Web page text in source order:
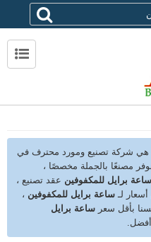
هي شركة تصنيع ومورد محترف في
مصنعًا بالجملة مخصصًا ،
ساعة برايل للمكفوفين عقد تصنيع ،
لـ ساعة برايل للمكفوفين ،
بأقل سعر ساعة برايل